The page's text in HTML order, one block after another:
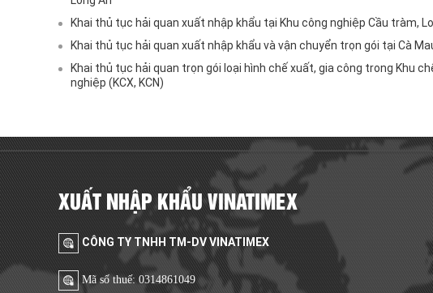
Khai thủ tục hải quan xuất nhập khẩu tại Khu công nghiệp Cầu tràm,
Khai thủ tục hải quan xuất nhập khẩu và vận chuyển trọn gói tại Cà
Khai thủ tục hải quan trọn gói loại hình chế xuất, gia công trong Khu
nghiệp (KCX, KCN)
XUẤT NHẬP KHẨU VINATIMEX
CÔNG TY TNHH TM-DV VINATIMEX
Mã số thuế: 0314861049